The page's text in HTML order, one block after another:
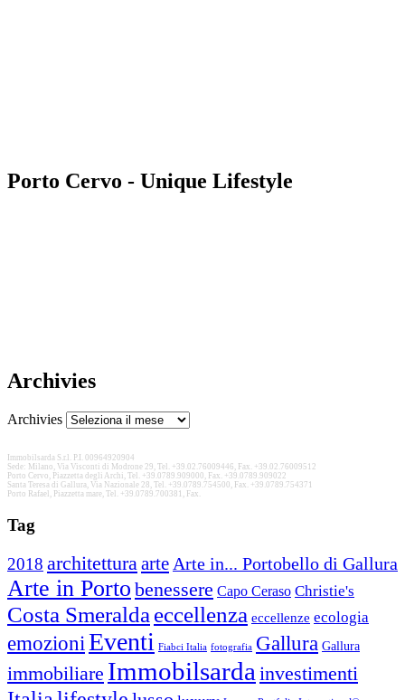
Porto Cervo - Unique Lifestyle
Archivies
Archivies
Immobilsarda S.r.l. P.I. 00964920904
Sede: Milano, Via Visconti di Modrone 29, Tel. +39.02.76009446, Fax. +39.02.76009512
Porto Cervo, Piazzetta degli Archi, Tel. +39.0789.909000, Fax. +39.0789.909022
Santa Teresa di Gallura, Via Nazionale 28, Tel. +39.0789.754500, Fax. +39.0789.754371
Porto Rafael, Piazzetta mare, Tel. +39.0789.700381, Fax.
Tag
2018 architetturaarteArte in... Portobello di Gallura
Arte in Porto benessere Capo Ceraso Christie's
Costa Smeralda eccellenza eccellenze ecologia
emozioniEventi Fiabci Italia fotografia Gallura Gallura
immobiliare Immobilsarda investimenti